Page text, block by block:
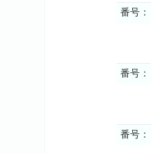
番号：
番号：
番号：